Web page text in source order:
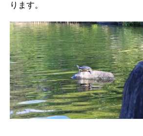
ります。